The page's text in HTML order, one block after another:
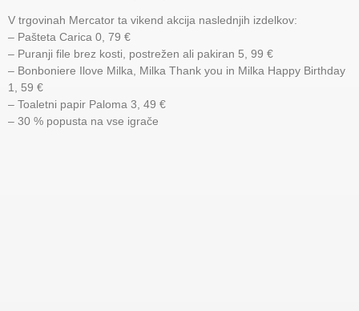
V trgovinah Mercator ta vikend akcija naslednjih izdelkov:
– Pašteta Carica 0, 79 €
– Puranji file brez kosti, postrežen ali pakiran 5, 99 €
– Bonboniere Ilove Milka, Milka Thank you in Milka Happy Birthday
1, 59 €
– Toaletni papir Paloma 3, 49 €
– 30 % popusta na vse igrače